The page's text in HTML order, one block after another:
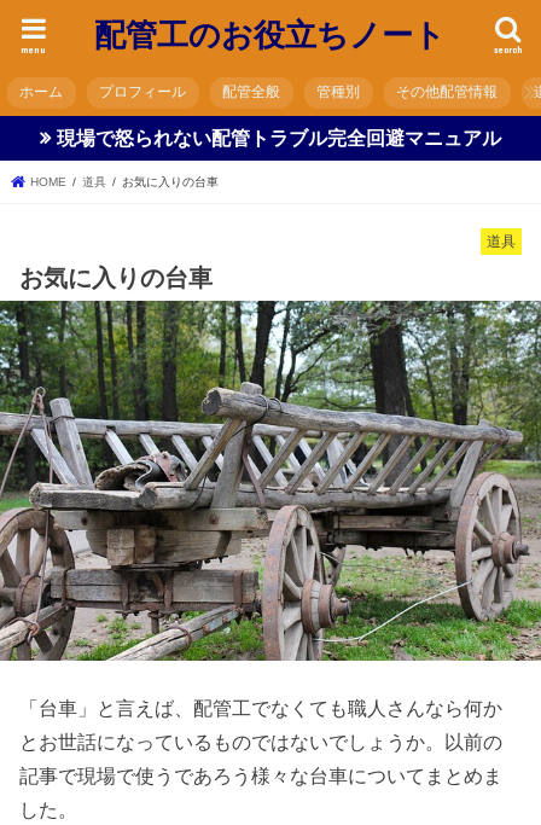
配管工のお役立ちノート search
menu
ホーム プロフィール 配管全般 管種別 その他配管情報
現場で怒られない配管トラブル完全回避マニュアル
HOME 道具 お気に入りの台車
道具
お気に入りの台車
「台車」と言えば、配管工でなくても職人さんなら何か
とお世話になっているものではないでしょうか。以前の
記事で現場で使うであろう様々な台車についてまとめま
した。